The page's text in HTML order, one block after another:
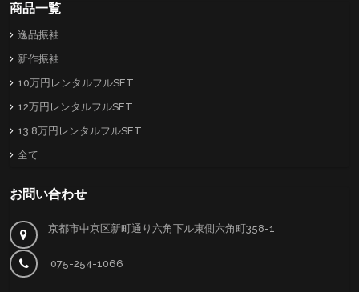
商品一覧
逸品振袖
新作振袖
10万円レンタルフルSET
12万円レンタルフルSET
13.8万円レンタルフルSET
全て
お問い合わせ
京都市中京区新町通り六角下ル東側六角町358-1
075-254-1066